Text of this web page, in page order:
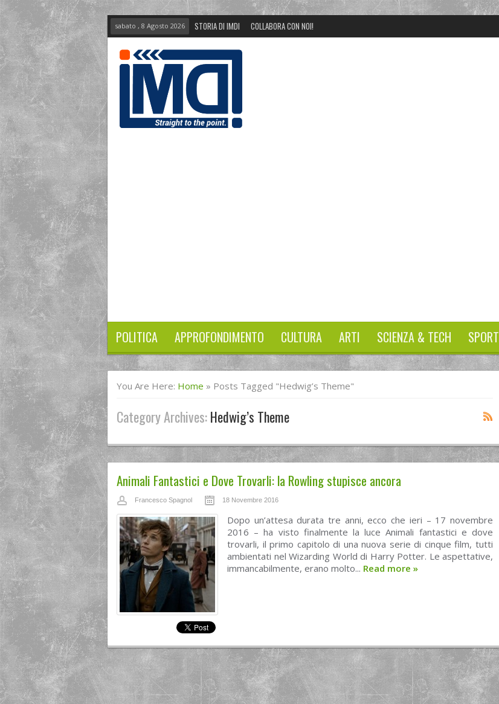
sabato , 8 Agosto 2026 STORIA DI IMDI COLLABORA CON NOI!
POLITICA APPROFONDIMENTO CULTURA ARTI SCIENZA & TECH SPORT
You Are Here: Home » Posts Tagged "hedwig’s Theme"
Category Archives:Hedwig’s Theme
Animali Fantastici e Dove Trovarli: la Rowling stupisce ancora
Francesco Spagnol 18 Novembre 2016
Dopo un’attesa durata tre anni, ecco che ieri – 17 novembre
2016 – ha visto finalmente la luce Animali fantastici e dove
trovarli, il primo capitolo di una nuova serie di cinque film, tutti
ambientati nel Wizarding World di Harry Potter. Le aspettative,
immancabilmente, erano molto... Read more »